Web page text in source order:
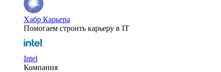
Хабр Карьера
Помогаем строить карьеру в IT
Intel
Компания